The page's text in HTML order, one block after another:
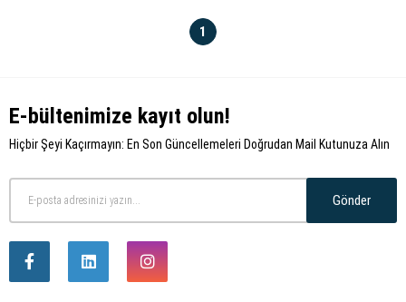
1
E-bültenimize kayıt olun!
Hiçbir Şeyi Kaçırmayın: En Son Güncellemeleri Doğrudan Mail Kutunuza Alın
Gönder